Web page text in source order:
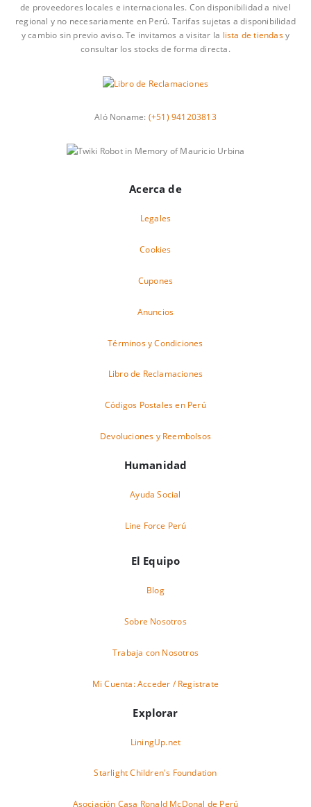
de proveedores locales e internacionales. Con disponibilidad a nivel
regional y no necesariamente en Perú. Tarifas sujetas a disponibilidad
y cambio sin previo aviso. Te invitamos a visitar la lista de tiendasy
consultar los stocks de forma directa.
Aló Noname: (+51) 941203813
Acerca de
Legales
Cookies
Cupones
Anuncios
Términos y Condiciones
Libro de Reclamaciones
Códigos Postales en Perú
Devoluciones y Reembolsos
Humanidad
Ayuda Social
Line Force Perú
El Equipo
Blog
Sobre Nosotros
Trabaja con Nosotros
Mi Cuenta: Acceder / Registrate
Explorar
LiningUp.net
Starlight Children's Foundation
Asociación Casa Ronald McDonal de Perú